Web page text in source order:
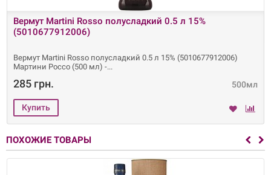
Вермут Martini Rosso полусладкий 0.5 л 15%
(5010677912006)
Вермут Martini Rosso полусладкий 0.5 л 15% (5010677912006)
Мартини Россо (500 мл) -
500мл
285 грн.
ПОХОЖИЕ ТОВАРЫ